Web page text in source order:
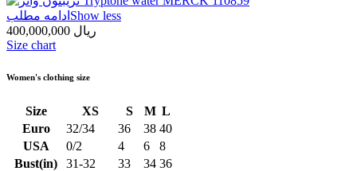
ادامه مطلب Show less
400,000,000 ریال
Size chart
Women's clothing size
Size XS S M L
Euro
32/34 36 38 40
USA
0/2 4 6
8
Bust(in)
31-32 33 34 36